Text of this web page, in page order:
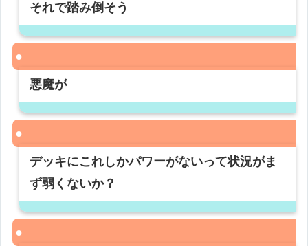
それで踏み倒そう
悪魔が
デッキにこれしかパワーがないって状況がま
ず弱くないか？